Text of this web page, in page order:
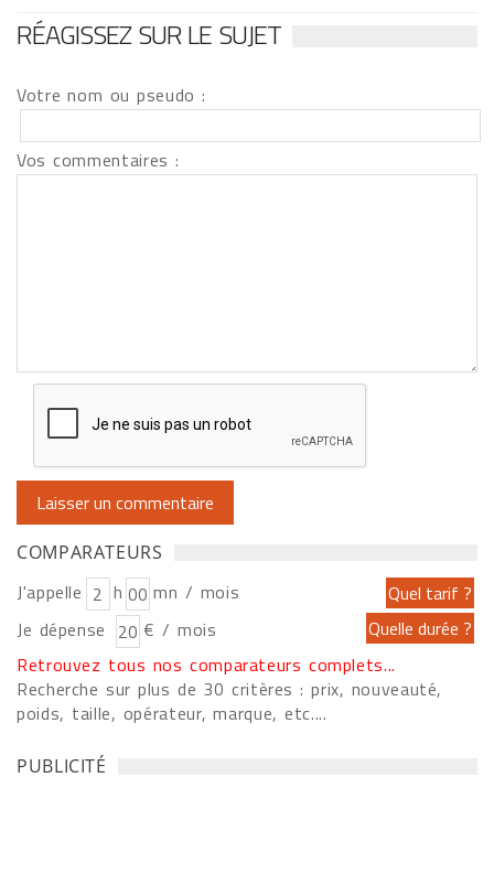
RÉAGISSEZ SUR LE SUJET
Votre nom ou pseudo :
Vos commentaires :
COMPARATEURS
J'appelle h
mn / mois
Je dépense
€ / mois
Retrouvez tous nos comparateurs complets...
Recherche sur plus de 30 critères : prix, nouveauté,
poids, taille, opérateur, marque, etc....
PUBLICITÉ